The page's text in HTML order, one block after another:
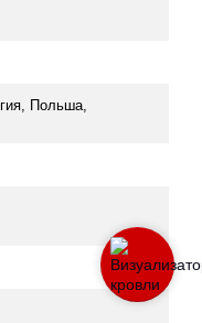
Польша,